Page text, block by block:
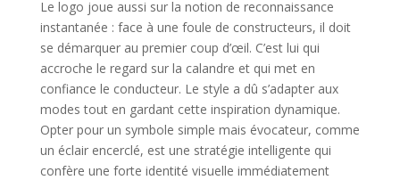
Le logo joue aussi sur la notion de reconnaissance
instantanée : face à une foule de constructeurs, il doit
se démarquer au premier coup d’œil. C’est lui qui
accroche le regard sur la calandre et qui met en
confiance le conducteur. Le style a dû s’adapter aux
modes tout en gardant cette inspiration dynamique.
Opter pour un symbole simple mais évocateur, comme
un éclair encerclé, est une stratégie intelligente qui
confère une forte identité visuelle immédiatement